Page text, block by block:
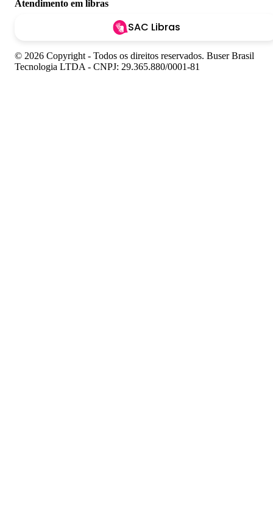
Atendimento em libras
SAC Libras
© 2026 Copyright - Todos os direitos reservados. Buser Brasil
Tecnologia LTDA - CNPJ: 29.365.880/0001-81